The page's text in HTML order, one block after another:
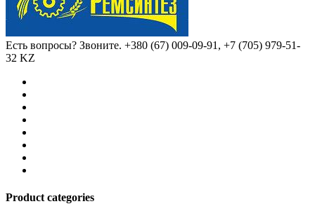
Есть вопросы? Звоните. +380 (67) 009-09-91, +7 (705) 979-51-
32 KZ
Product categories